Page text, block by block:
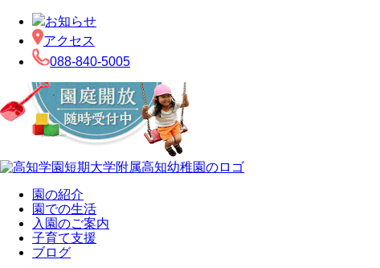
お知らせ
アクセス
088-840-5005
園の紹介
園での生活
入園のご案内
子育て支援
ブログ